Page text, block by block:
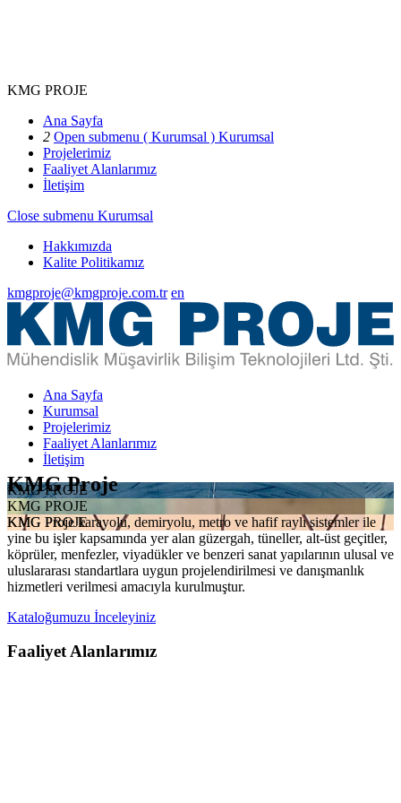
KMG PROJE
Ana Sayfa
2 Open submenu ( Kurumsal ) Kurumsal
Projelerimiz
Faaliyet Alanlarımız
İletişim
Close submenu Kurumsal
Hakkımızda
Kalite Politikamız
kmgproje@kmgproje.com.tr en
Ana Sayfa
Kurumsal
Projelerimiz
Faaliyet Alanlarımız
İletişim
KMG PROJE
KMG PROJE
KMG PROJE
KMG Proje
KMG Proje karayolu, demiryolu, metro ve hafif raylı sistemler ile
yine bu işler kapsamında yer alan güzergah, tüneller, alt-üst geçitler,
köprüler, menfezler, viyadükler ve benzeri sanat yapılarının ulusal ve
uluslararası standartlara uygun projelendirilmesi ve danışmanlık
hizmetleri verilmesi amacıyla kurulmuştur.
Kataloğumuzu İnceleyiniz
Faaliyet Alanlarımız